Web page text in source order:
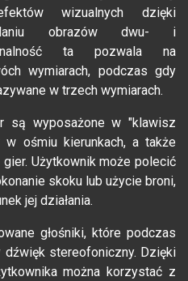
wizualnych dzięki
obrazów dwu- i
ta pozwala na
wymiarach, podczas gdy
w trzech wymiarach.
są wyposażone w "klawisz
w ośmiu kierunkach, a także
Użytkownik może polecić
skoku lub użycie broni,
jej działania.
głośniki, które podczas
stereofoniczny. Dzięki
można korzystać z